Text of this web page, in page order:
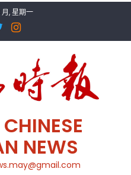
, 星期一
NEWS